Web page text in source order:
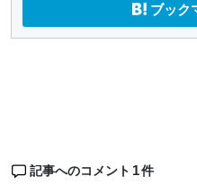
ブック
記事へのコメント 1件